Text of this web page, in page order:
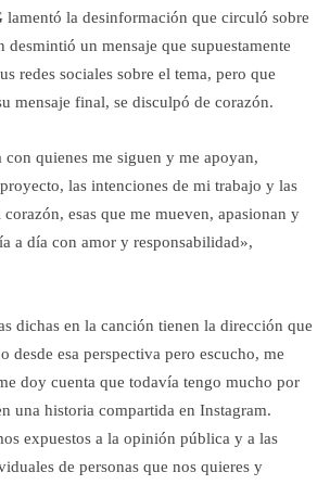
lamentó la desinformación que circuló sobre
desmintió un mensaje que supuestamente
redes sociales sobre el tema, pero que
mensaje final, se disculpó de corazón.
con quienes me siguen y me apoyan,
las intenciones de mi trabajo y las
corazón, esas que me mueven, apasionan y
a día con amor y responsabilidad»,
dichas en la canción tienen la dirección que
desde esa perspectiva pero escucho, me
doy cuenta que todavía tengo mucho por
una historia compartida en Instagram.
expuestos a la opinión pública y a las
de personas que nos quieres y